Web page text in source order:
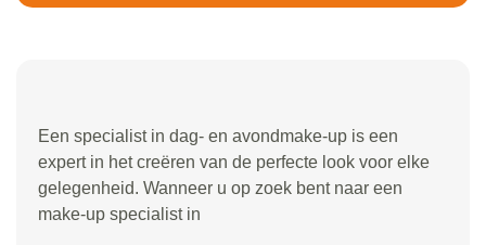
Een specialist in dag- en avondmake-up is een
expert in het creëren van de perfecte look voor elke
gelegenheid. Wanneer u op zoek bent naar een
make-up specialist in